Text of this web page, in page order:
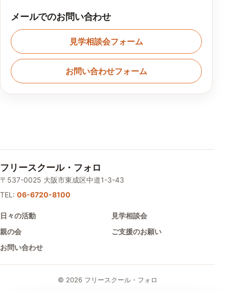
メールでのお問い合わせ
見学相談会フォーム
お問い合わせフォーム
フリースクール・フォロ
〒537-0025 大阪市東成区中道1-3-43
TEL: 06-6720-8100
日々の活動
見学相談会
親の会
ご支援のお願い
お問い合わせ
© 2026 フリースクール・フォロ